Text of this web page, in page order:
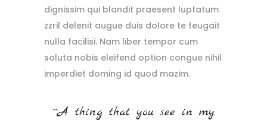
dignissim qui blandit praesent luptatum
zzril delenit augue duis dolore te feugait
nulla facilisi. Nam liber tempor cum
soluta nobis eleifend option congue nihil
imperdiet doming id quod mazim.
``A thing that you see in my